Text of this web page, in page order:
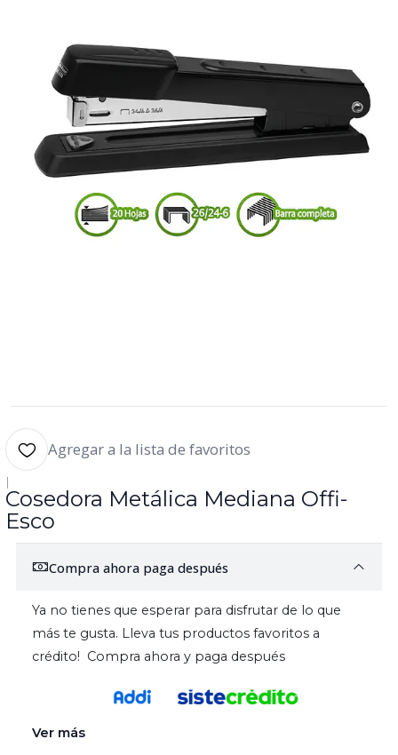
Agregar a la lista de favoritos
|
Cosedora Metálica Mediana Offi-
Esco
Compra ahora paga después
Ya no tienes que esperar para disfrutar de lo que
más te gusta. Lleva tus productos favoritos a
crédito! Compra ahora y paga después
Ver más